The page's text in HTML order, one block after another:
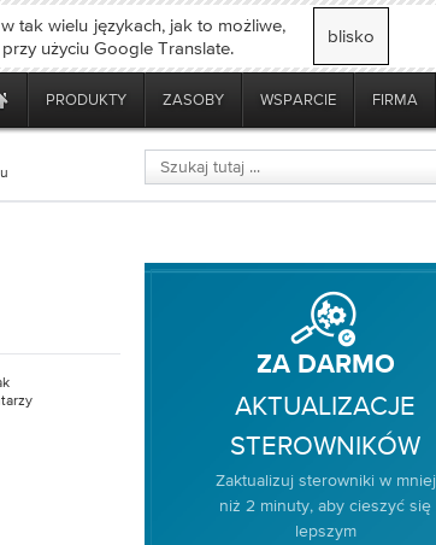
tak wielu językach, jak to możliwe,
użyciu Google Translate.
blisko
PRODUKTY ZASOBY WSPARCIE FIRMA
ZA DARMO
AKTUALIZACJE
STEROWNIKÓW
Zaktualizuj sterowniki w mniej
niż 2 minuty, aby cieszyć się
lepszym